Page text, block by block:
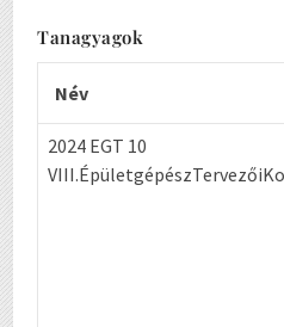
Tanagyagok
Név
2024 EGT 10